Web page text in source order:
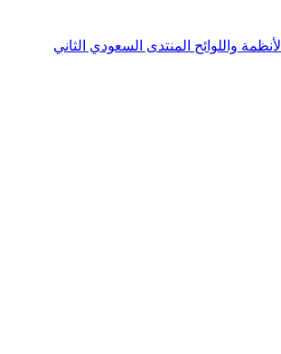
الأنظمة واللوائح المنتدى السعودي الثاني